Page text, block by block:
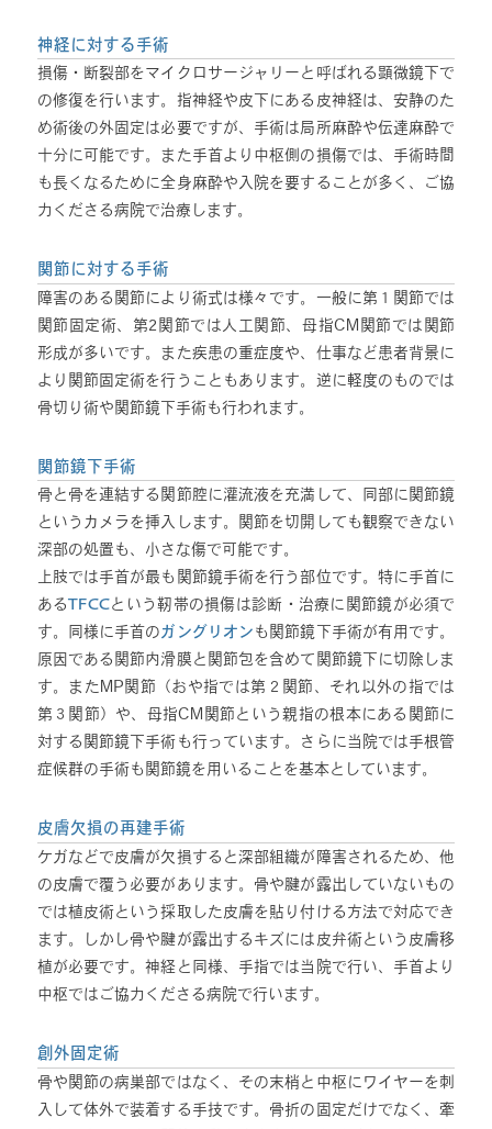
神経に対する手術
損傷・断裂部をマイクロサージャリーと呼ばれる顕微鏡下で
の修復を行います。指神経や皮下にある皮神経は、安静のた
め術後の外固定は必要ですが、手術は局所麻酔や伝達麻酔で
十分に可能です。また手首より中枢側の損傷では、手術時間
も長くなるために全身麻酔や入院を要することが多く、ご協
力くださる病院で治療します。
関節に対する手術
障害のある関節により術式は様々です。一般に第１関節では
関節固定術、第2関節では人工関節、母指CM関節では関節
形成が多いです。また疾患の重症度や、仕事など患者背景に
より関節固定術を行うこともあります。逆に軽度のものでは
骨切り術や関節鏡下手術も行われます。
関節鏡下手術
骨と骨を連結する関節腔に灌流液を充満して、同部に関節鏡
というカメラを挿入します。関節を切開しても観察できない
深部の処置も、小さな傷で可能です。
上肢では手首が最も関節鏡手術を行う部位です。特に手首に
あるTFCCという靭帯の損傷は診断・治療に関節鏡が必須で
す。同様に手首の ガングリオン も関節鏡下手術が有用です。
原因である関節内滑膜と関節包を含めて関節鏡下に切除しま
す。またMP関節（おや指では第２関節、それ以外の指では
第３関節）や、母指CM関節という親指の根本にある関節に
対する関節鏡下手術も行っています。さらに当院では手根管
症候群の手術も関節鏡を用いることを基本としています。
皮膚欠損の再建手術
ケガなどで皮膚が欠損すると深部組織が障害されるため、他
の皮膚で覆う必要があります。骨や腱が露出していないもの
では植皮術という採取した皮膚を貼り付ける方法で対応でき
ます。しかし骨や腱が露出するキズには皮弁術という皮膚移
植が必要です。神経と同様、手指では当院で行い、手首より
中枢ではご協力くださる病院で行います。
創外固定術
骨や関節の病巣部ではなく、その末梢と中枢にワイヤーを刺
入して体外で装着する手技です。骨折の固定だけでなく、牽